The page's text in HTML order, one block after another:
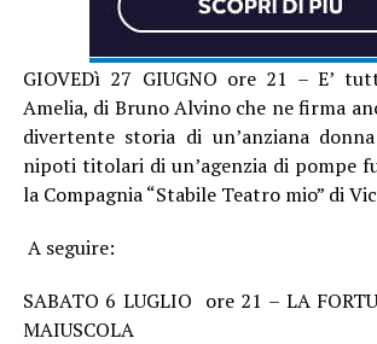
GIOVEDì 27 GIUGNO ore 21 – E’
Amelia, di Bruno Alvino che ne firma
divertente storia di un’anziana
nipoti titolari di un’agenzia di pompe
la Compagnia “Stabile Teatro mio” di
A seguire:
SABATO 6 LUGLIO ore 21 – LA
MAIUSCOLA